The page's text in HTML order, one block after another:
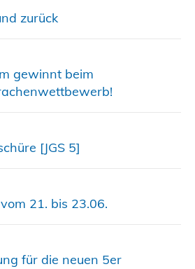
zurück
gewinnt beim
[JGS 5]
21. bis 23.06.
für die neuen 5er